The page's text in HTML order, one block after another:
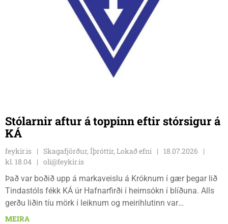
Stólarnir aftur á toppinn eftir stórsigur á
KÁ
feykir.is Skagafjörður, Íþróttir, Lokað efni
18.07.2026
kl. 18.04
oli@feykir.is
Það var boðið upp á markaveislu á Króknum í gær þegar lið
Tindastóls fékk KÁ úr Hafnarfirði í heimsókn í blíðuna. Alls
gerðu liðin tíu mörk í leiknum og meirihlutinn var
heimamanna sem skutu sér þannig á topp 3. deildar á ný þar
MEIRA